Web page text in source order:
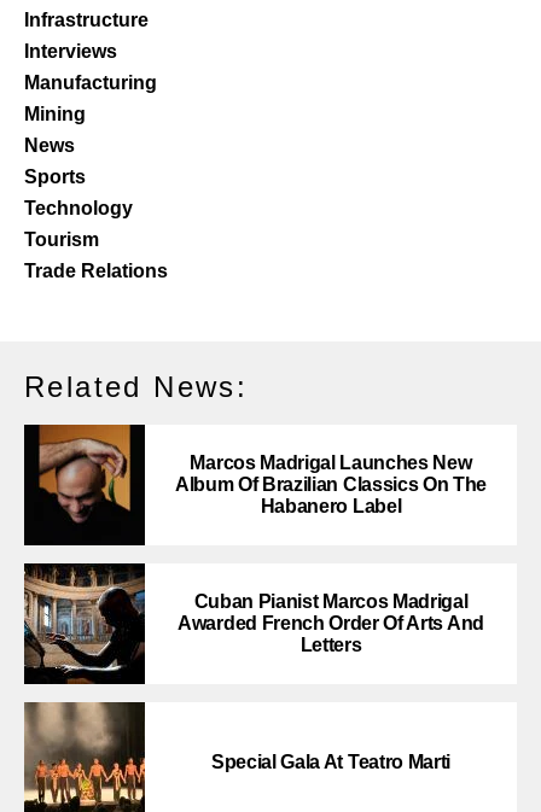
Infrastructure
Interviews
Manufacturing
Mining
News
Sports
Technology
Tourism
Trade Relations
Related News:
Marcos Madrigal Launches New
Album Of Brazilian Classics On The
Habanero Label
Cuban Pianist Marcos Madrigal
Awarded French Order Of Arts And
Letters
Special Gala At Teatro Marti